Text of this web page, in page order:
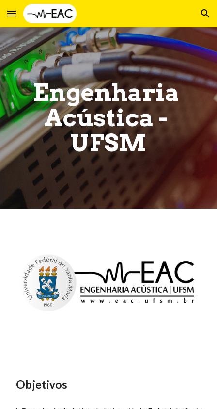
Skip to main content Skip to navigation
Engenharia
Acústica -
UFSM
Objetivos